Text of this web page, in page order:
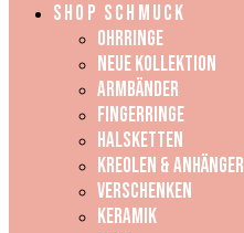
SHOP SCHMUCK
OHRRINGE
NEUE KOLLEKTION
ARMBÄNDER
FINGERRINGE
HALSKETTEN
KREOLEN & ANHÄNGER
VERSCHENKEN
KERAMIK